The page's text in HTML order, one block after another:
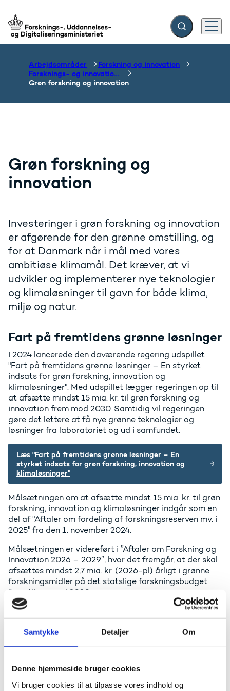
Samtykke Detaljer Om
Denne hjemmeside bruger cookies
Vi bruger cookies til at tilpasse vores indhold og
Gå til forsiden Fold søgefelt ud
Menu
Arbejdsområder
Forskning og innovation
Forsknings- og innovationsområdet
Grøn forskning og innovation
Grøn forskning og
innovation
Investeringer i grøn forskning og innovation
er afgørende for den grønne omstilling, og
for at Danmark når i mål med vores
ambitiøse klimamål. Det kræver, at vi
udvikler og implementerer nye teknologier
og klimaløsninger til gavn for både klima,
miljø og natur.
Fart på fremtidens grønne løsninger
I 2024 lancerede den daværende regering udspillet
"Fart på fremtidens grønne løsninger – En styrket
indsats for grøn forskning, innovation og
klimaløsninger". Med udspillet lægger regeringen op til
at afsætte mindst 15 mia. kr. til grøn forskning og
innovation frem mod 2030. Samtidig vil regeringen
gøre det lettere at få nye grønne teknologier og
løsninger fra laboratoriet og ud i samfundet.
Læs "Fart på fremtidens grønne løsninger – En
styrket indsats for grøn forskning, innovation og
klimaløsninger"
Målsætningen om at afsætte mindst 15 mia. kr. til grøn
forskning, innovation og klimaløsninger indgår som en
del af "Aftaler om fordeling af forskningsreserven mv. i
2025" fra den 1. november 2024.
Målsætningen er videreført i ”Aftaler om Forskning og
Innovation 2026 – 2029”, hvor det fremgår, at der skal
afsættes mindst 2,7 mia. kr. (2026-pl) årligt i grønne
forskningsmidler på det statslige forskningsbudget
frem til og med 2030.
Gå til den politiske aftale om fordeling af
forskningsreserven i 2025
Gå til "Aftaler om Forskning og Innovation 2026 – 2029"
De fire grønne forskningsmissioner
Regeringen vil styrke de fire grønne